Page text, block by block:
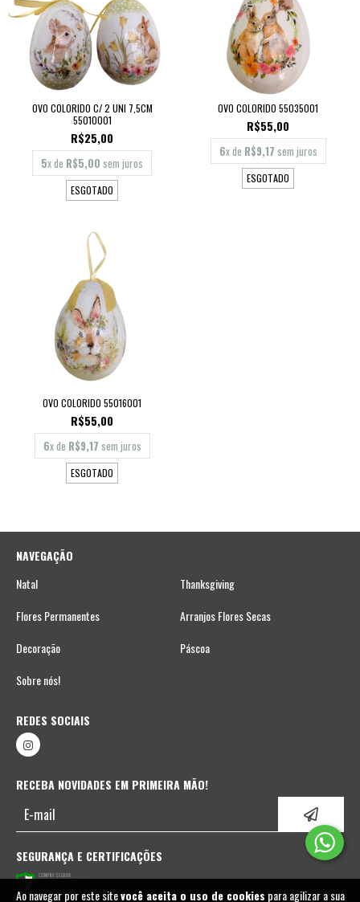
Ao navegar por este sitevocê aceita o uso de cookies para agilizar a sua
OVO COLORIDO C/ 2 UNI 7,5CM
55010001
R$25,00
5x de R$5,00 sem juros
ESGOTADO
OVO COLORIDO 55035001
R$55,00
6x de R$9,17 sem juros
ESGOTADO
OVO COLORIDO 55016001
R$55,00
6x de R$9,17 sem juros
ESGOTADO
NAVEGAÇÃO
Natal
Thanksgiving
Flores Permanentes
Arranjos Flores Secas
Decoração
Páscoa
Sobre nós!
REDES SOCIAIS
RECEBA NOVIDADES EM PRIMEIRA MÃO!
SEGURANÇA E CERTIFICAÇÕES